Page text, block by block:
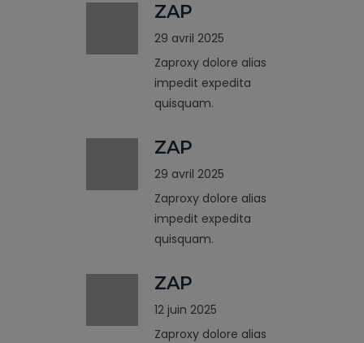
ZAP
29 avril 2025
Zaproxy dolore alias
impedit expedita
quisquam.
ZAP
29 avril 2025
Zaproxy dolore alias
impedit expedita
quisquam.
ZAP
12 juin 2025
Zaproxy dolore alias